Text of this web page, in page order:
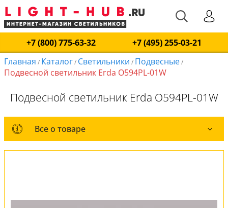
+7 (800) 775-63-32
+7 (495) 255-03-21
Главная / Каталог/ Светильники / Подвесные/
Подвесной светильник Erda O594PL-01W
Подвесной светильник Erda O594PL-01W
Все о товаре
Все о товаре
Вся коллекция